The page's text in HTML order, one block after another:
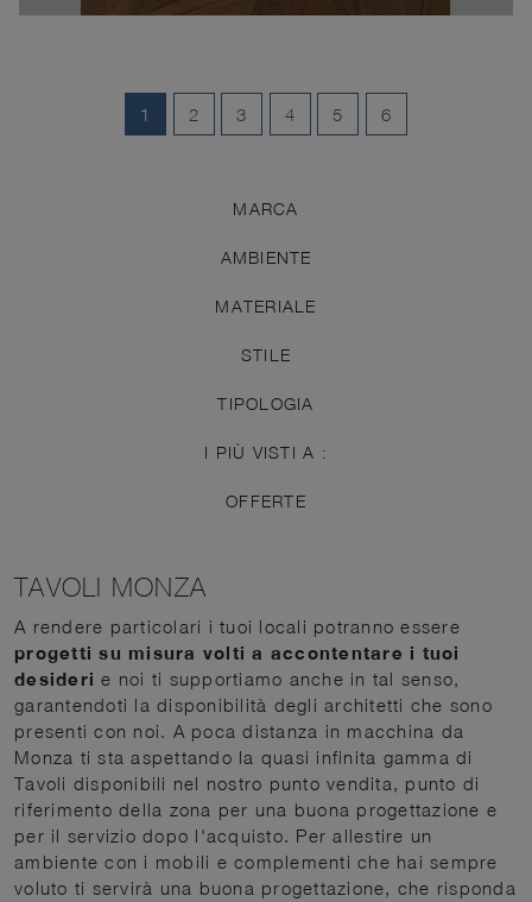
MARCA
AMBIENTE
MATERIALE
STILE
TIPOLOGIA
I PIÙ VISTI A :
OFFERTE
1 2 3 4 5 6
TAVOLI MONZA
A rendere particolari i tuoi locali potranno essere
progetti su misura volti a accontentare i tuoi
desideri e noi ti supportiamo anche in tal senso,
garantendoti la disponibilità degli architetti che sono
presenti con noi. A poca distanza in macchina da
Monza ti sta aspettando la quasi infinita gamma di
Tavoli disponibili nel nostro punto vendita, punto di
riferimento della zona per una buona progettazione e
per il servizio dopo l'acquisto. Per allestire un
ambiente con i mobili e complementi che hai sempre
voluto ti servirà una buona progettazione, che risponda